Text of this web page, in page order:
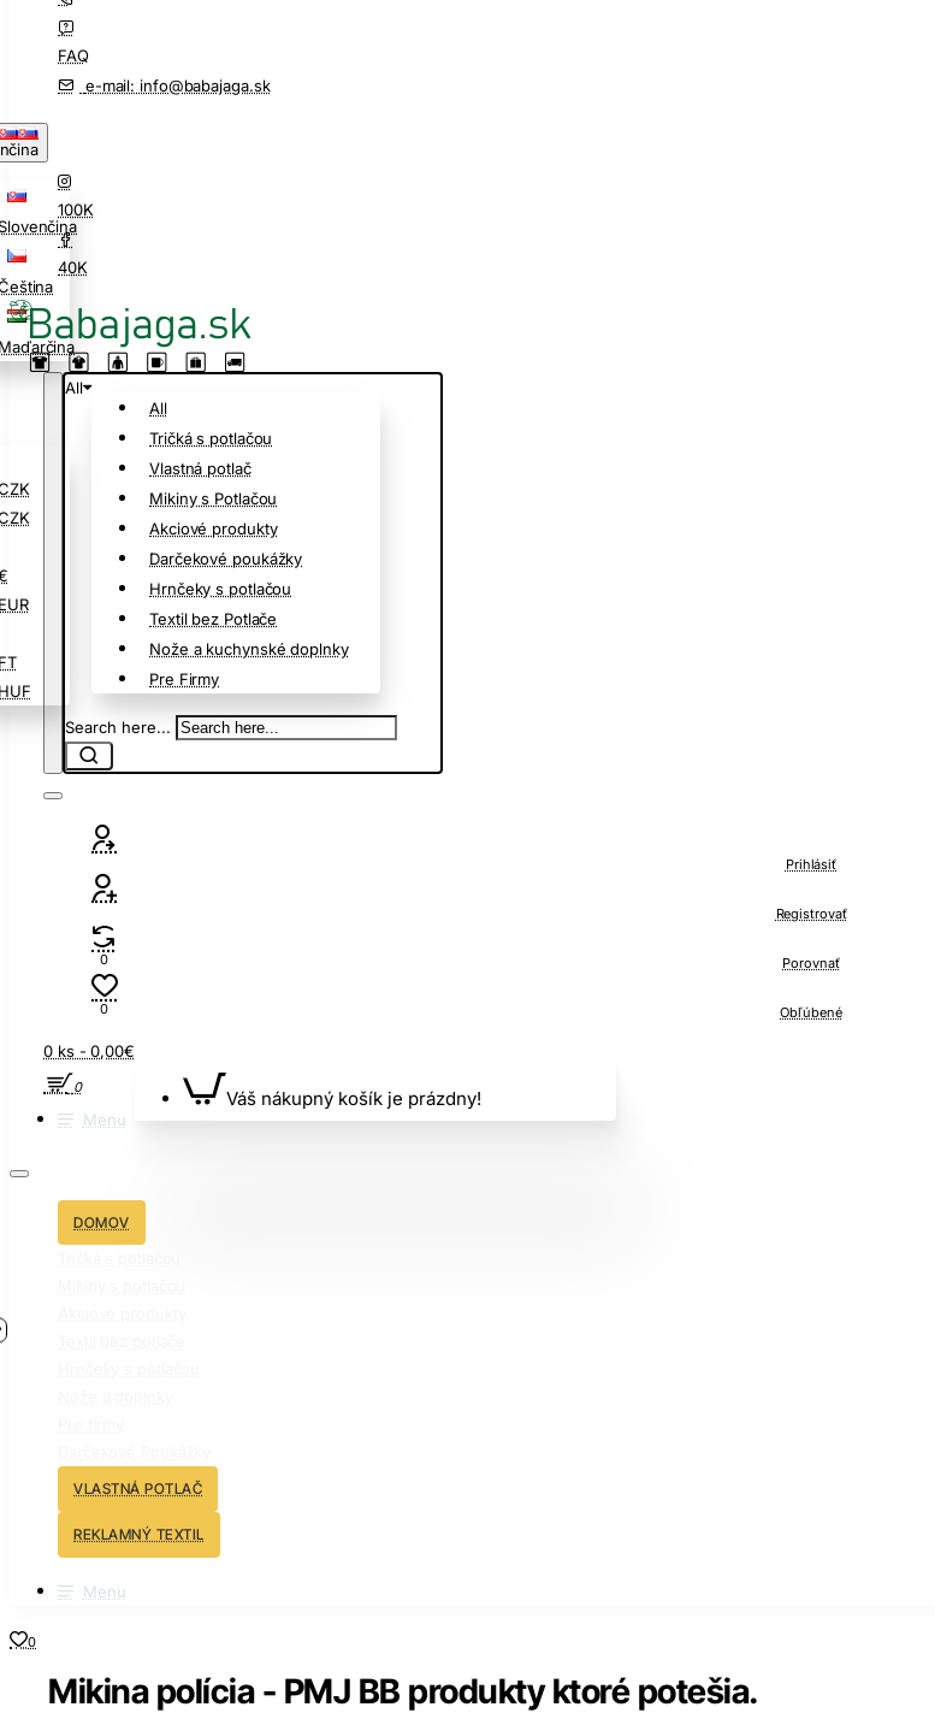
FAQ
e-mail: info@babajaga.sk
100K
40K
All
All
Tričká s potlačou
Vlastná potlač
Mikiny s Potlačou
Akciové produkty
Darčekové poukážky
Hrnčeky s potlačou
Textil bez Potlače
Nože a kuchynské doplnky
Pre Firmy
Search here...
Prihlásiť
Registrovať
Porovnať
0
Obľúbené
0
0 ks - 0,00€
0 Váš nákupný košík je prázdny!
Menu
DOMOV
VLASTNÁ POTLAČ
REKLAMNÝ TEXTIL
Menu
0
Mikina polícia - PMJ BB produkty ktoré potešia.